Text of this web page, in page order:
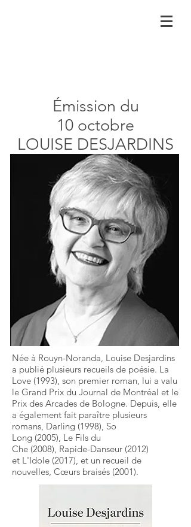
Émission du
10 octobre
LOUISE DESJARDINS
Née à Rouyn-Noranda, Louise Desjardins
a publié plusieurs recueils de poésie. La
Love (1993), son premier roman, lui a valu
le Grand Prix du Journal de Montréal et le
Prix des Arcades de Bologne. Depuis, elle
a également fait paraître plusieurs
romans, Darling (1998), So
Long (2005), Le Fils du
Che (2008), Rapide-Danseur (2012)
et L'Idole (2017), et un recueil de
nouvelles, Cœurs braisés (2001).